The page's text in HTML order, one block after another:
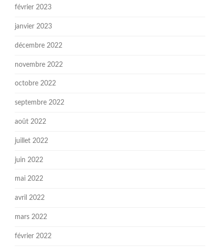
février 2023
janvier 2023
décembre 2022
novembre 2022
octobre 2022
septembre 2022
août 2022
juillet 2022
juin 2022
mai 2022
avril 2022
mars 2022
février 2022